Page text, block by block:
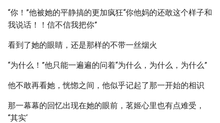
“你！”他被她的平静搞的更加疯狂“你他妈的还敢这个样子和
我说话！！信不信我把你”
看到了她的眼睛，还是那样的不带一丝烟火
“为什么！”他只能一遍遍的问着“为什么，为什么，为什么”
他不敢再看她，恍惚之间，他似乎记起了那一开始的相识
那一幕幕的回忆出现在她的眼前，茗姬心里也有点难受，
“其实‘